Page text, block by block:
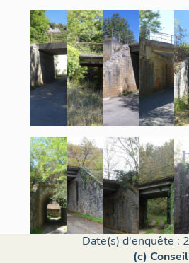
Date(s) d'enquête :
(c)